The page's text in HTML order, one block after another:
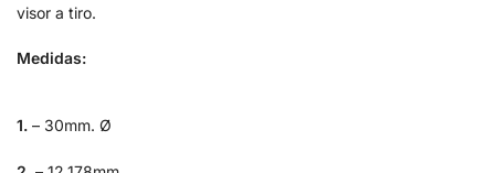
visor a tiro.
Medidas:
1. – 30mm. Ø